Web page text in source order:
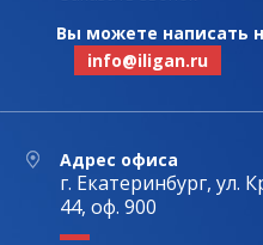
Вы можете написать
info@iligan.ru
Адрес офиса
г. Екатеринбург, ул.
44, оф. 900